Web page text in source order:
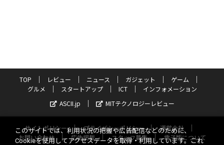
TOP レビュー ニュース ガジェット
ゲーム
グルメ
スタートアップ ICT
インフォメーション
ASCII.jp
MITテクノロジーレビュー
サイトポリシー プライバシーポリシー
運営会社
お問い合わせ
広告掲載 スタッフ募集
電子版について
このサイトでは、利用状況の把握や広告配信などのために、
Cookieを使用してアクセスデータを取得・利用しています。これ